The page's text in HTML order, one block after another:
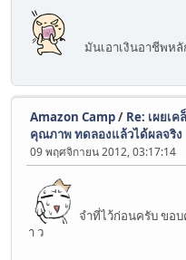
มันเอาเงินอาชีพห
Amazon Camp/ Re: เผยเ
คุณภาพ ทดลองแล้วได้ผลจริง
09 พฤศจิกายน 2012, 03:17:14
จำที่ไว้ก่อนครับ ขอ
า ว